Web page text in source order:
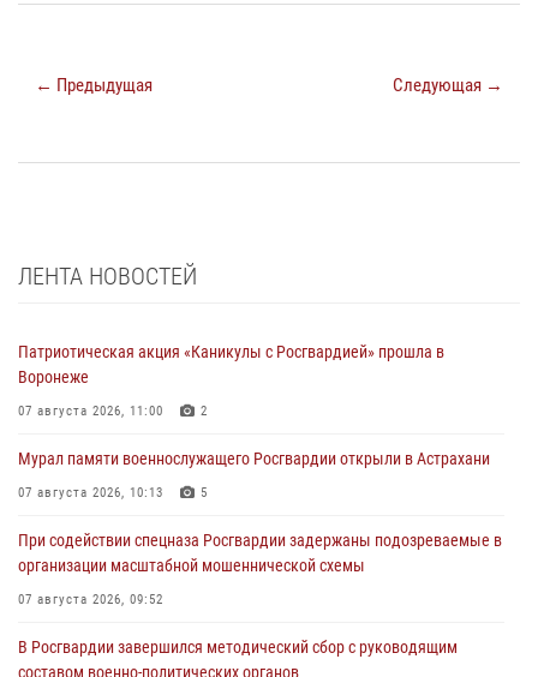
← Предыдущая Следующая →
ЛЕНТА НОВОСТЕЙ
Патриотическая акция «Каникулы с Росгвардией» прошла в
Воронеже
07 августа 2026, 11:00 2
Мурал памяти военнослужащего Росгвардии открыли в Астрахани
07 августа 2026, 10:13 5
При содействии спецназа Росгвардии задержаны подозреваемые в
организации масштабной мошеннической схемы
07 августа 2026, 09:52
В Росгвардии завершился методический сбор с руководящим
составом военно-политических органов